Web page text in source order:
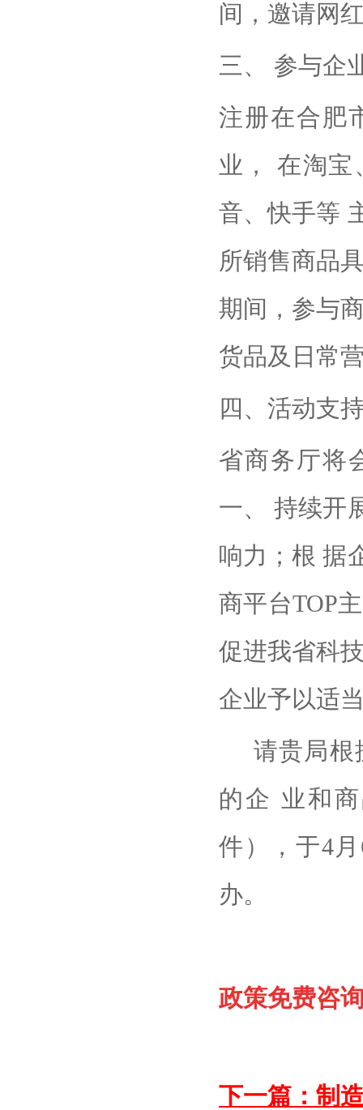
间，邀请网
三、 参与企
注册在合肥
业， 在淘宝
音、快手等
所销售商品
期间，参与
货品及日常
四、活动支
省商务厅将
一、 持续开
响力；根 据
商平台TOP
促进我省科
企业予以适
请贵局根
的企 业和
件），于4
办。
政策免费咨
下一篇：制